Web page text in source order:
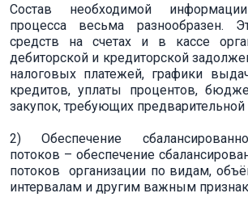
Состав необходимой
процесса весьма разнообразен.
средств на счетах и в кассе
дебиторской и кредиторской
налоговых платежей, графики
кредитов, уплаты процентов,
закупок, требующих предварительной
2) Обеспечение
потоков – обеспечение
потоков организации по видам,
интервалам и другим важным